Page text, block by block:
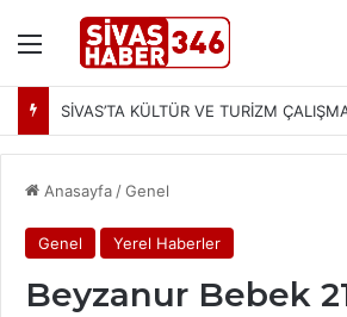
Menü
Anasayfa /Genel
Genel Yerel Haberler
Beyzanur Bebek